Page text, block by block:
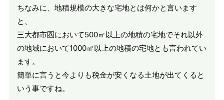
ちなみに、地積規模の大きな宅地とは何かと言います
と、
三大都市圏において500㎡以上の地積の宅地でそれ以外
の地域において1000㎡以上の地積の宅地とも言われてい
ます。
簡単に言うと今よりも税金が安くなる土地が出てくると
いう事ですね。